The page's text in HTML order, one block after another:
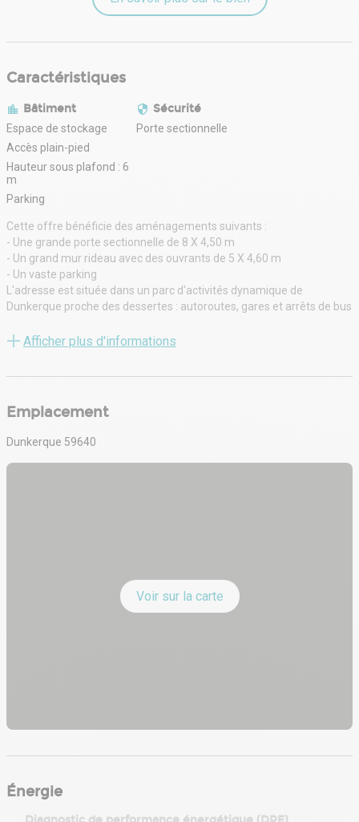
Caractéristiques
Bâtiment
Espace de stockage
Accès plain-pied
Hauteur sous plafond : 6
m
Parking
Sécurité
Porte sectionnelle
Cette offre bénéficie des aménagements suivants :
- Une grande porte sectionnelle de 8 X 4,50 m
- Un grand mur rideau avec des ouvrants de 5 X 4,60 m
- Un vaste parking
L'adresse est située dans un parc d'activités dynamique de
Dunkerque proche des dessertes : autoroutes, gares et arrêts de bus
Surface RDC : 600 m²
Ossature : Métallique
Couverture : Bac acier
Afficher plus d'informations
Emplacement
Dunkerque 59640
Voir sur la carte
Énergie